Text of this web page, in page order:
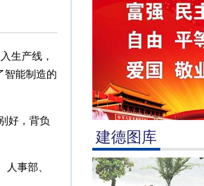
建德图库
生产线，
智能制造的
好，背负
事部、